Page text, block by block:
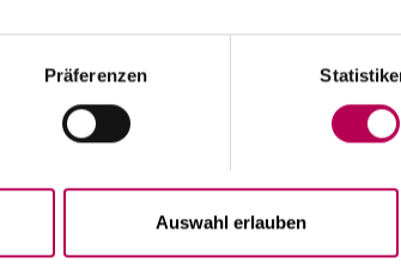
Präferenzen
Auswahl erlauben
Dauer der Arbeiten: mindestens 10 Monate